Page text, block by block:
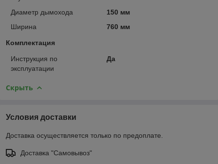
Диаметр дымохода
150 мм
Ширина
760 мм
Комплектация
Инструкция по
эксплуатации
Да
Скрыть
Условия доставки
Доставка осуществляется только по предоплате.
Доставка "Самовывоз"